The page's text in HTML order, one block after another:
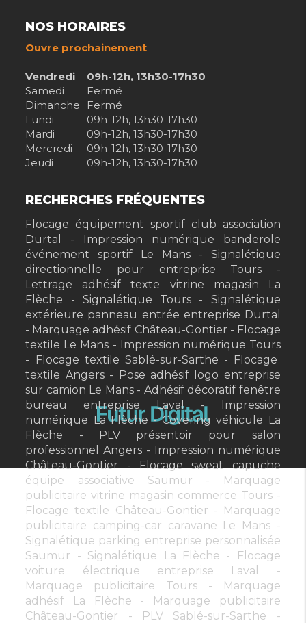
NOS HORAIRES
Ouvre prochainement
Vendredi
09h-12h, 13h30-17h30
Samedi
Fermé
Dimanche
Fermé
Lundi
09h-12h, 13h30-17h30
Mardi
09h-12h, 13h30-17h30
Mercredi
09h-12h, 13h30-17h30
Jeudi
09h-12h, 13h30-17h30
RECHERCHES FRÉQUENTES
Flocage équipement sportif club association
Durtal
Impression numérique banderole
événement sportif Le Mans
Signalétique
directionnelle pour entreprise Tours
Lettrage adhésif texte vitrine magasin La
Flèche
Signalétique Tours
Signalétique
extérieure panneau entrée entreprise Durtal
Marquage adhésif Château-Gontier
Flocage
textile Le Mans
Impression numérique Tours
Flocage textile Sablé-sur-Sarthe
Flocage
textile Angers
Pose adhésif logo entreprise
sur camion Le Mans
Adhésif décoratif fenêtre
bureau entreprise Laval
Impression
numérique La Flèche
Covering véhicule La
Flèche
PLV présentoir pour salon
professionnel Angers
Impression numérique
Château-Gontier
Flocage sweat capuche
équipe associative Saumur
Marquage
publicitaire vitrine magasin commerce Tours
Flocage textile Château-Gontier
Marquage
publicitaire camping-car caravane Le Mans
Signalétique parking entreprise personnalisée
Saumur
Signalétique La Flèche
Flocage
voiture électrique entreprise Laval
Marquage publicitaire Tours
Marquage
adhésif La Flèche
Marquage publicitaire
Château-Gontier
PLV Sablé-sur-Sarthe